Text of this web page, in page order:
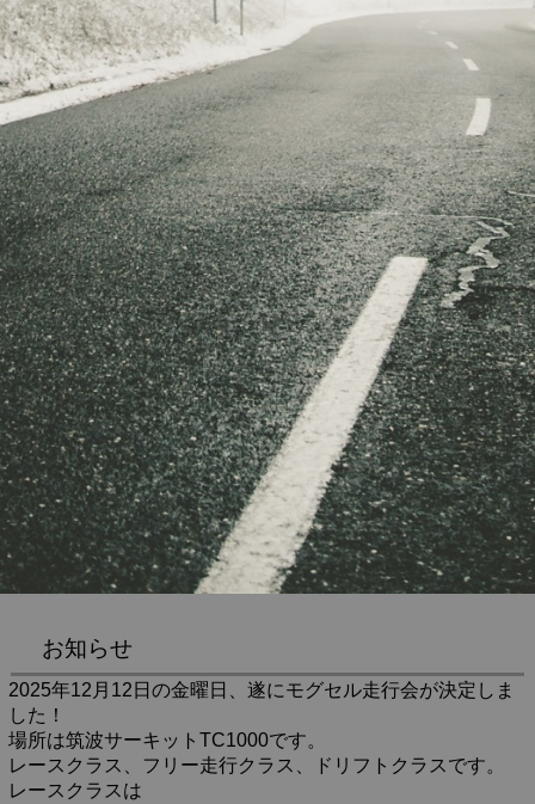
お知らせ
2025年12月12日の金曜日、遂にモグセル走行会が決定しま
した！
場所は筑波サーキットTC1000です。
レースクラス、フリー走行クラス、ドリフトクラスです。
レースクラスは